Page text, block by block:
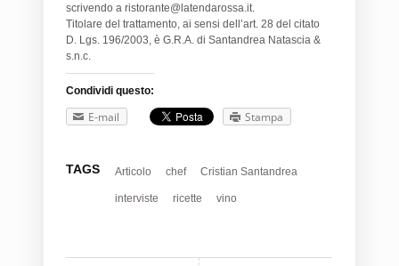
scrivendo a ristorante@latendarossa.it.
Titolare del trattamento, ai sensi dell’art. 28 del citato
D. Lgs. 196/2003, è G.R.A. di Santandrea Natascia &
s.n.c.
Condividi questo:
E-mail Stampa
TAGS Articolo chef Cristian Santandrea
interviste ricette vino